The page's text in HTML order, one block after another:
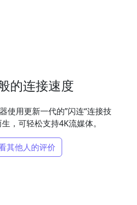
的连接速度
使用更新一代的”闪连“连接技
，可轻松支持4K流媒体。
其他人的评价